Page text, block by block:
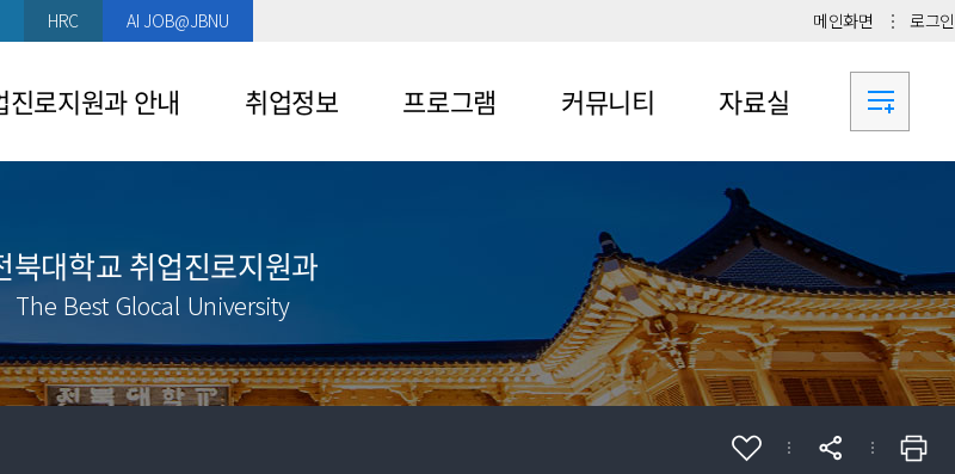
HRC AI JOB@JBNU 메인화면 로그인
진로지원과 안내
개
설안내
는 길
취업정보
해외채용정보
기업추천정보
인턴정보
공모전정보
프로그램
취업진로상담
커뮤니티
교외취업프로그램
Q&A
진로/취업 동아리
자료실
서식 다운로드
취업성공수기
블랙벨트성공수기
기업의달인되기
자료
북대학교 취업진로지원과
The Best Glocal University